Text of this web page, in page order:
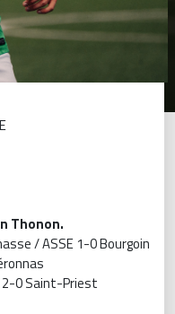
Thonon.
/ ASSE 1-0 Bourgoin
2-0 Saint-Priest